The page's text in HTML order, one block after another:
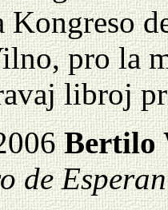
Kongreso
pro la
libroj
Bertilo
de